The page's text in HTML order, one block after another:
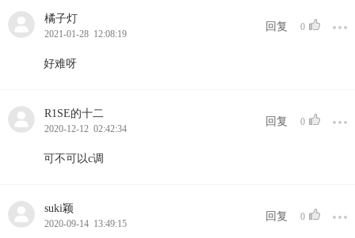
橘子灯
2021-01-28 12:08:19
回复 0
好难呀
R1SE的十二
2020-12-12 02:42:34
回复 0
可不可以c调
suki颖
2020-09-14 13:49:15
回复 0